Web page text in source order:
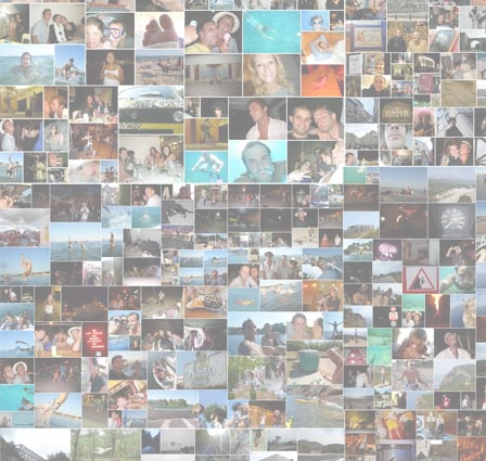
anonyme- 2008-05-20 00:00:00 - 4/5
cool !
anonyme- 2008-05-15 00:00:00
pas terrible du tout
TiTi de zic-machine - 2007-12-24 00:00:00
j'ai écouté votre répertoire et je me suis bien
Caribou sur notre web radio associative zic-
anonyme - 2007-12-17 00:00:00
bof
anonyme- 2007-09-08 00:00:00
Génial votre trip ! J'aime beaucoup
grondilu - 2007-05-18 00:00:00 - 4/5
Très marrant !
anonyme- 2007-04-04 00:00:00
on a du mal a comprendre les paroles sur Trunel
anonyme- 2007-04-04 00:00:00